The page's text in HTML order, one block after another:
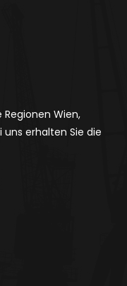
Wien,
uns erhalten Sie die